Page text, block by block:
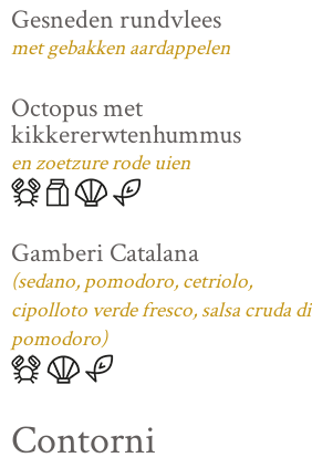
Gesneden rundvlees
met gebakken aardappelen
Octopus met
kikkererwtenhummus
en zoetzure rode uien
Gamberi Catalana
(sedano, pomodoro, cetriolo,
cipolloto verde fresco, salsa cruda di
pomodoro)
Contorni